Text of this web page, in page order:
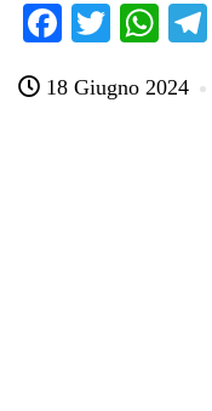
Fa
bo
T
tte
W
ts
18 Giugno 2024